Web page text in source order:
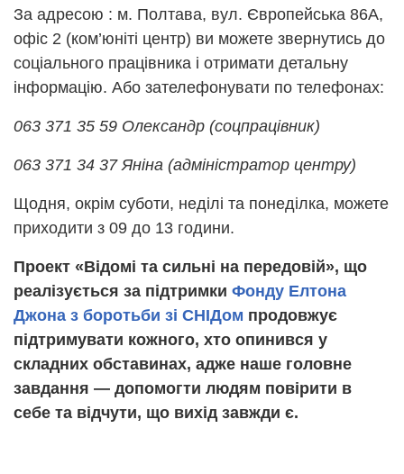
За адресою : м. Полтава, вул. Європейська 86А,
офіс 2 (ком’юніті центр) ви можете звернутись до
соціального працівника і отримати детальну
інформацію. Або зателефонувати по телефонах:
063 371 35 59 Олександр (соцпрацівник)
063 371 34 37 Яніна (адміністратор центру)
Щодня, окрім суботи, неділі та понеділка, можете
приходити з 09 до 13 години.
Проект «Відомі та сильні на передовій», що
реалізується за підтримки Фонду Елтона
Джона з боротьби зі СНІДом продовжує
підтримувати кожного, хто опинився у
складних обставинах, адже наше головне
завдання — допомогти людям повірити в
себе та відчути, що вихід завжди є.